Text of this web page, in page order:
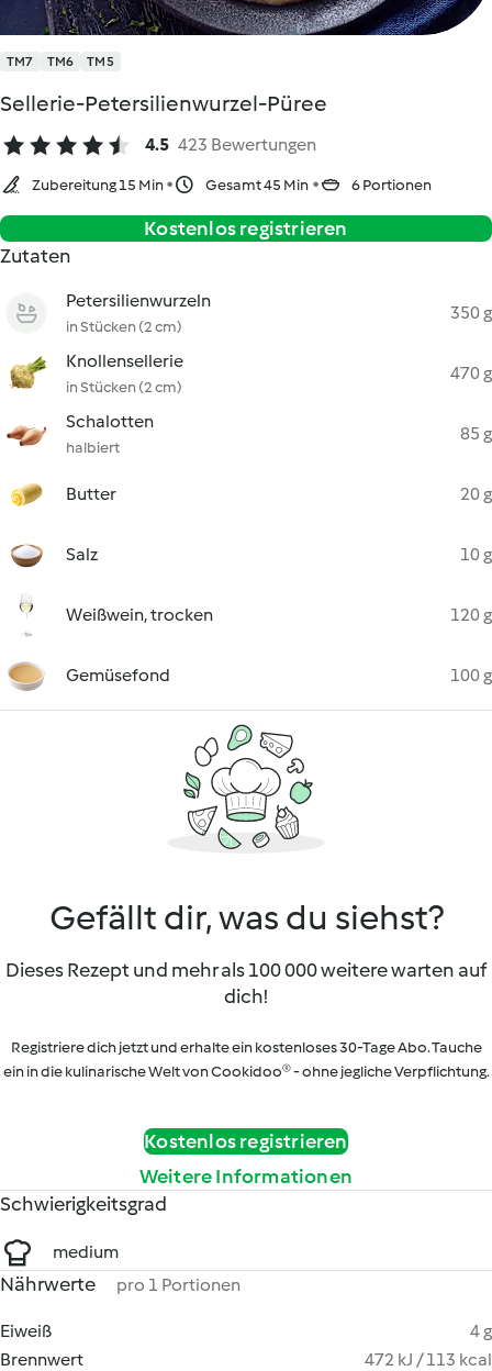
TM7 TM6 TM5
Sellerie-Petersilienwurzel-Püree
4.5 423 Bewertungen
Zubereitung 15 Min Gesamt 45 Min 6 Portionen
Kostenlos registrieren
Zutaten
Petersilienwurzeln
in Stücken (2 cm)
350 g
Knollensellerie
in Stücken (2 cm)
470 g
Schalotten
halbiert
85 g
Butter 20 g
Salz 10 g
Weißwein, trocken 120 g
Gemüsefond 100 g
Gefällt dir, was du siehst?
Dieses Rezept und mehr als 100 000 weitere warten auf
dich!
Registriere dich jetzt und erhalte ein kostenloses 30-Tage Abo. Tauche
ein in die kulinarische Welt von Cookidoo® - ohne jegliche Verpflichtung.
Kostenlos registrieren
Weitere Informationen
Schwierigkeitsgrad
medium
Nährwerte pro 1 Portionen
Eiweiß
4 g
Brennwert
472 kJ / 113 kcal